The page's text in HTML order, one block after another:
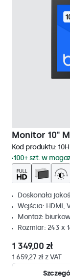
Monitor 10"
Kod produktu:
100+ szt. w
Doskonała
Wejścia: HDMI,
Montaż:
Rozmiar: 243 x
1 349,00 zł
1 659,27 zł z VAT